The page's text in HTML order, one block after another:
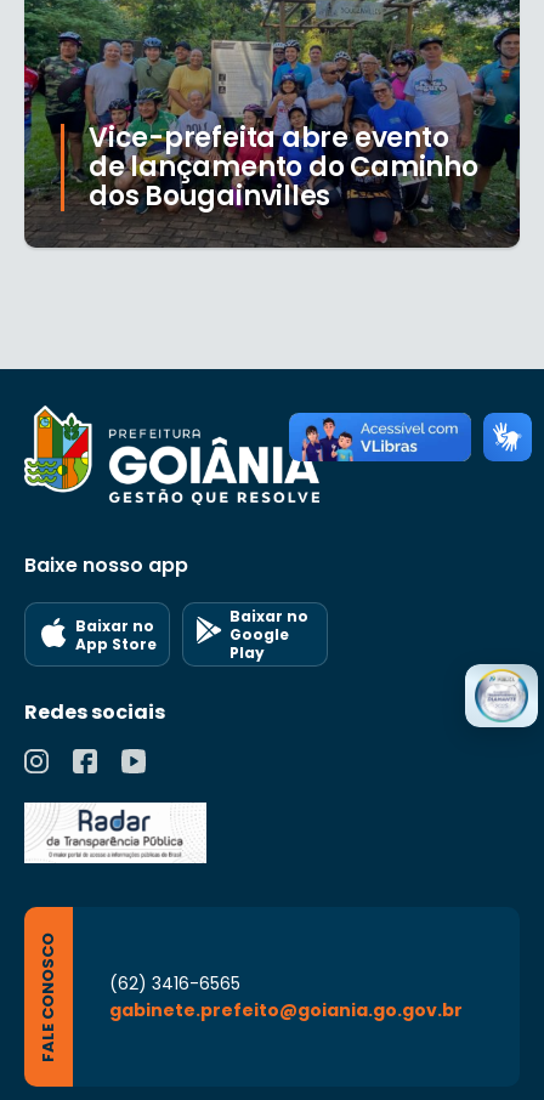
Vice-prefeita abre evento
de lançamento do Caminho
dos Bougainvilles
Baixe nosso app
Baixar no
App Store
Baixar no
Google
Play
Redes sociais
FALE CONOSCO
(62) 3416-6565
gabinete.prefeito@goiania.go.gov.br